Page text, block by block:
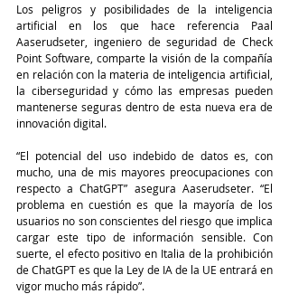
Los peligros y posibilidades de la inteligencia
artificial en los que hace referencia Paal
Aaserudseter, ingeniero de seguridad de Check
Point Software, comparte la visión de la compañía
en relación con la materia de inteligencia artificial,
la ciberseguridad y cómo las empresas pueden
mantenerse seguras dentro de esta nueva era de
innovación digital.
“El potencial del uso indebido de datos es, con
mucho, una de mis mayores preocupaciones con
respecto a ChatGPT” asegura Aaserudseter. “El
problema en cuestión es que la mayoría de los
usuarios no son conscientes del riesgo que implica
cargar este tipo de información sensible. Con
suerte, el efecto positivo en Italia de la prohibición
de ChatGPT es que la Ley de IA de la UE entrará en
vigor mucho más rápido”.